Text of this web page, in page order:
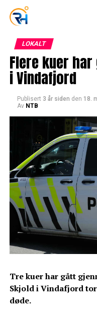
LOKALT
Flere kuer
i Vindafjord
Publisert 3 år siden den 18.
Av NTB
Tre kuer har gått
Skjold i Vindafjord
døde.